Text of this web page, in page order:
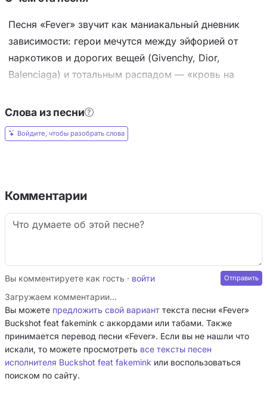
Песня «Fever» звучит как маниакальный дневник
зависимости: герои мечутся между эйфорией от
наркотиков и дорогих вещей (Givenchy, Dior,
Balenciaga) и тотальным распадом — «кровь на
Богом в туалете кабака. Центральный образ —
лихорадка, когда холод и жар смешиваются, ты
«взлетел, но продолжаешь палить» — это про
хрупкость, упущенный шанс, падение «за кулисы» —
неровным, обрывочным ритмом, будто пульс под
так получается портрет поколения, где роскошь и
ломка стали синонимами.
Слова из песни
Войдите, чтобы разобрать слова
Комментарии
Вы комментируете как гость · войти
Загружаем комментарии…
Вы можете предложить свой вариант текста песни «Fever»
Buckshot feat fakemink с аккордами или табами. Также
принимается перевод песни «Fever». Если вы не нашли что
искали, то можете просмотреть все тексты песен
исполнителя Buckshot feat fakemink или воспользоваться
поиском по сайту.